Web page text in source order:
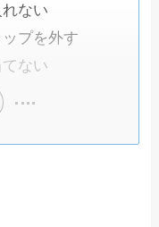
ない
プを外す
ない